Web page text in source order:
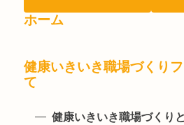
ホーム
健康いきいき職場づくり
て
健康いきいき職場づくり